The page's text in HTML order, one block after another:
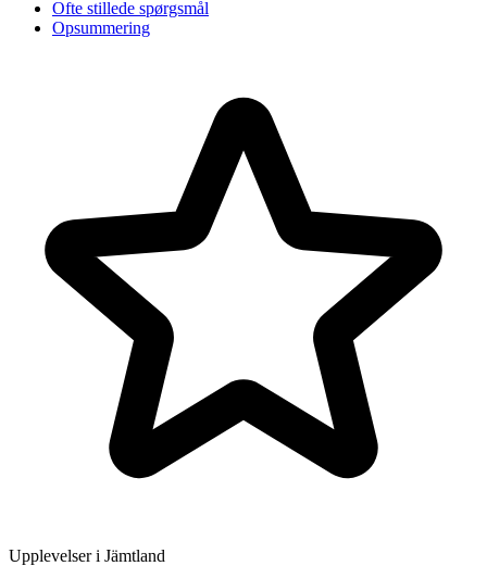
Ofte stillede spørgsmål
Opsummering
Upplevelser i Jämtland